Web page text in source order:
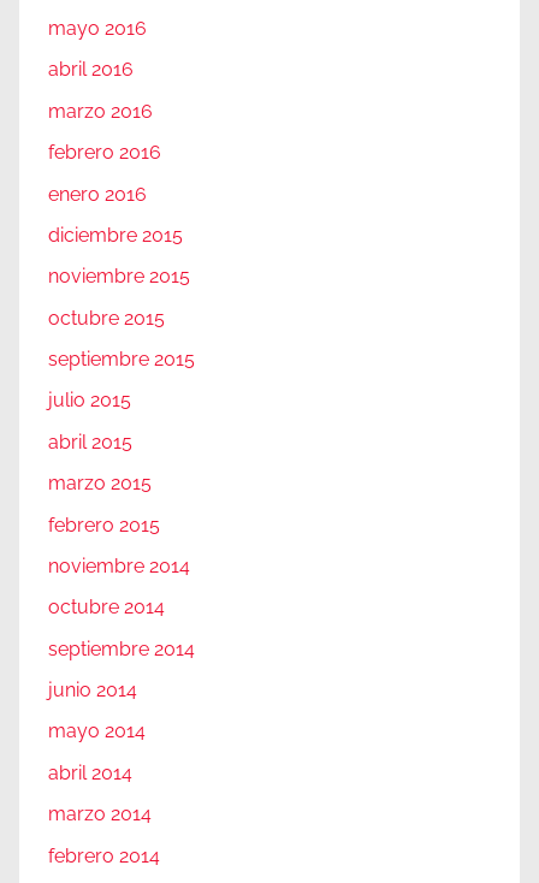
mayo 2016
abril 2016
marzo 2016
febrero 2016
enero 2016
diciembre 2015
noviembre 2015
octubre 2015
septiembre 2015
julio 2015
abril 2015
marzo 2015
febrero 2015
noviembre 2014
octubre 2014
septiembre 2014
junio 2014
mayo 2014
abril 2014
marzo 2014
febrero 2014